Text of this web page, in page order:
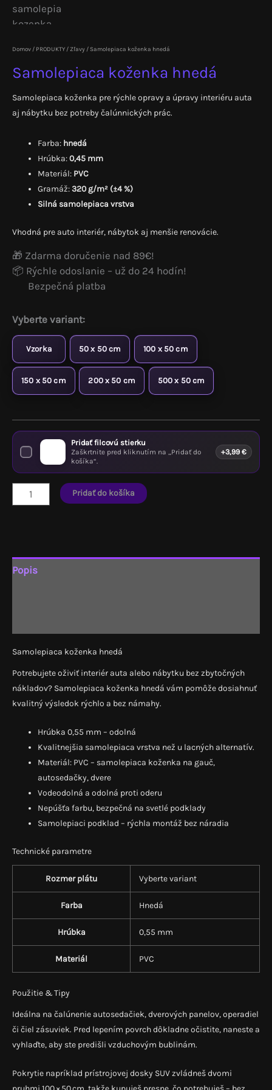
Domov / PRODUKTY /Zľavy / Samolepiaca koženka hnedá
Samolepiaca koženka hnedá
Samolepiaca koženka pre rýchle opravy a úpravy interiéru auta
aj nábytku bez potreby čalúnnických prác.
Farba: hnedá
Hrúbka:0,45 mm
Materiál: PVC
Gramáž:320 g/m² (±4 %)
Silná samolepiaca vrstva
Vhodná pre auto interiér, nábytok aj menšie renovácie.
🎁 Zdarma doručenie nad 89€!
📦 Rýchle odoslanie – už do 24 hodín!
Bezpečná platba
Vyberte variant:
Vzorka 50 x 50 cm 100 x 50 cm
150 x 50 cm 200 x 50 cm 500 x 50 cm
Pridať filcovú stierku
Zaškrtnite pred kliknutím na „Pridať do
košíka“.
+3,99 €
množstvo
Samolepiaca
Pridať do košíka
Popis
Samolepiaca koženka hnedá
Potrebujete oživiť interiér auta alebo nábytku bez zbytočných
nákladov? Samolepiaca koženka hnedá vám pomôže dosiahnuť
kvalitný výsledok rýchlo a bez námahy.
Hrúbka 0,55 mm – odolná
Kvalitnejšia samolepiaca vrstva než u lacných alternatív.
Materiál: PVC – samolepiaca koženka na gauč,
autosedačky, dvere
Vodeodolná a odolná proti oderu
Nepúšťa farbu, bezpečná na svetlé podklady
Samolepiaci podklad – rýchla montáž bez náradia
Technické parametre
Rozmer plátu Vyberte variant
Farba Hnedá
Hrúbka 0,55 mm
Materiál PVC
Použitie & Tipy
Ideálna na čalúnenie autosedačiek, dverových panelov, operadiel
či čiel zásuviek. Pred lepením povrch dôkladne očistite, naneste a
vyhlaďte, aby ste predišli vzduchovým bublinám.
Pokrytie napríklad prístrojovej dosky SUVzvládnešdvomi